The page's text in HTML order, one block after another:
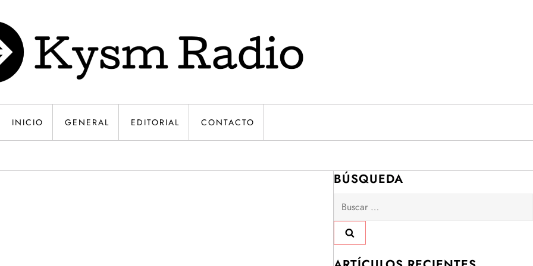
INICIO GENERAL EDITORIAL CONTACTO
BÚSQUEDA
Buscar: